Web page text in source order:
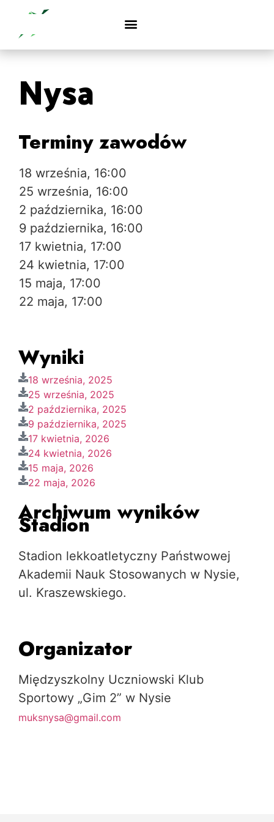
Nysa
Terminy zawodów
18 września, 16:00
25 września, 16:00
2 października, 16:00
9 października, 16:00
17 kwietnia, 17:00
24 kwietnia, 17:00
15 maja, 17:00
22 maja, 17:00
Wyniki
18 września, 2025
25 września, 2025
2 października, 2025
9 października, 2025
17 kwietnia, 2026
24 kwietnia, 2026
15 maja, 2026
22 maja, 2026
Archiwum wyników
Stadion
Stadion lekkoatletyczny Państwowej
Akademii Nauk Stosowanych w Nysie,
ul. Kraszewskiego.
Organizator
Międzyszkolny Uczniowski Klub
Sportowy „Gim 2” w Nysie
muksnysa@gmail.com